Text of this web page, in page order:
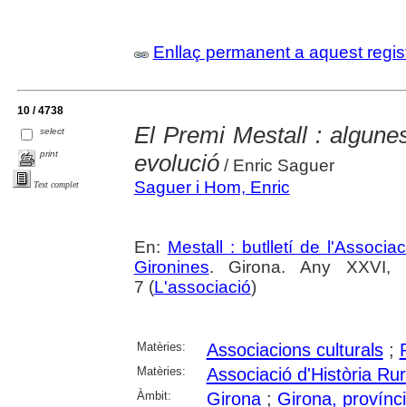
Enllaç permanent a aquest
10 / 4738
select
print
Text complet
El Premi Mestall :
evolució/ Enric Saguer
Saguer i Hom, Enric
En: Mestall : butlletí de
Gironines. Girona. Any XXVI,
7 (L'associació)
Matèries: Associacions culturals;
Matèries: Associació d'Història
Àmbit: Girona; Girona,